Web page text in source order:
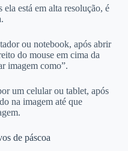
está em alta resolução, é
ou notebook, após abrir
do mouse em cima da
imagem como”.
um celular ou tablet, após
na imagem até que
de páscoa